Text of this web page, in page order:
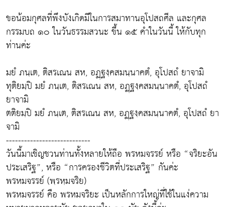
ขอน้อมกุศลที่พึงบังเกิดมีในการสมาทานอุโปสถศีล และกุศล
กรรมบถ ๑๐ ในวันธรรมสวนะ ขึ้น ๑๕ คำในวันนี้ ให้กับทุก
ท่านค่ะ
มยํ ภนฺเต, ติสรเณน สห, อฏฺฐงฺคสมนฺนาคตํ, อุโปสถํ ยาจามิ
ทุติยมฺปิ มยํ ภนฺเต, ติสรเณน สห, อฏฺฐงฺคสมนฺนาคตํ, อุโปสถํ
ยาจามิ
ตติยมฺปิ มยํ ภนฺเต, ติสรเณน สห, อฏฺฐงฺคสมนฺนาคตํ, อุโปสถํ ยา
จามิ
----------------------------
วันนี้มาเชิญชวนท่านทั้งหลายให้ถือ พรหมจรรย์ หรือ “จริยะอัน
ประเสริฐ”, หรือ “การครองชีวิตที่ประเสริฐ” กันค่ะ
พรหมจรรย์ (พฺรหฺมจริย)
พรหมจรรย์ คือ พรหมจริยะ เป็นหลักการใหญ่ที่ใช้ในแง่ความ